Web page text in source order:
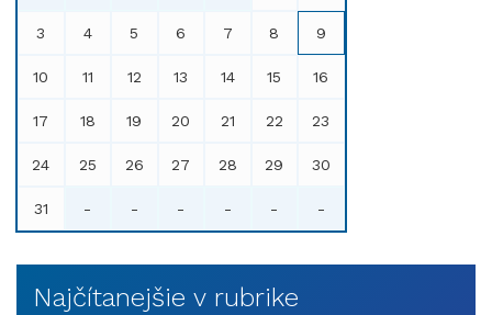
3 4 5 6 7 8 9
10 11 12 13 14 15 16
17 18 19 20 21 22 23
24 25 26 27 28 29 30
31 - - - - - -
Najčítanejšie v rubrike